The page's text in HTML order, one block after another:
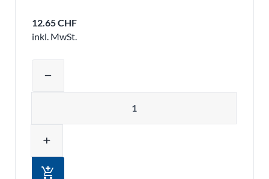
12.65 CHF
inkl. MwSt.
remove
add
add_shopping_cart